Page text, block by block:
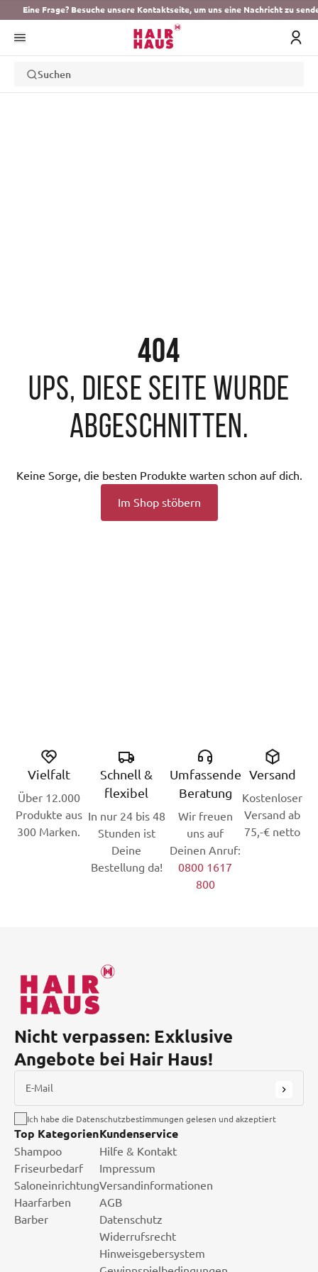
Eine Frage? Besuche unsere Kontaktseite, um uns eine Nachricht zu
Suchen
404
Ups, diese Seite wurde
abgeschnitten.
Keine Sorge, die besten Produkte warten schon auf dich.
Im Shop stöbern
Vielfalt
Über 12.000
Produkte aus
300 Marken.
Schnell &
flexibel
In nur 24 bis 48
Stunden ist
Deine
Bestellung da!
Umfassende
Beratung
Wir freuen
uns auf
Deinen Anruf:
0800 1617
800
Versand
Kostenloser
Versand ab
75,-€ netto
Nicht verpassen: Exklusive
Angebote bei Hair Haus!
E-Mail
Ich habe die Datenschutzbestimmungen gelesen und akzeptiert
Top Kategorien
Shampoo
Friseurbedarf
Saloneinrichtung
Haarfarben
Barber
Kundenservice
Hilfe & Kontakt
Impressum
Versandinformationen
AGB
Datenschutz
Widerrufsrecht
Hinweisgebersystem